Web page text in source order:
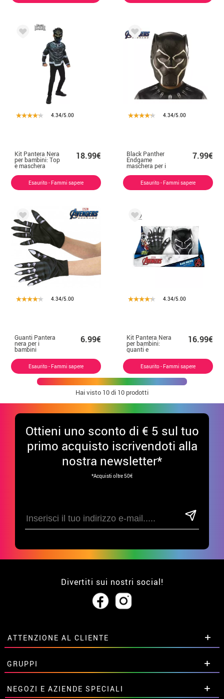
4.34/5.00
Kit Pantera Nera
per bambini: Top
e maschera
18.99€
Esaurito - Fammi sapere
4.34/5.00
Black Panther
Endgame
maschera per i
7.99€
Esaurito - Fammi sapere
4.34/5.00
Guanti Pantera
nera per i
bambini
6.99€
Esaurito - Fammi sapere
4.34/5.00
Kit Pantera Nera
per bambini:
guanti e
maschera
16.99€
Esaurito - Fammi sapere
Hai visto 10di 10 prodotti
Ottieni uno sconto di € 5 sul tuo
primo acquisto iscrivendoti alla
nostra newsletter*
*Acquisti oltre 50€
Divertiti sui nostri social!
ATTENZIONE AL CLIENTE
• Su di noi
• Condizioni di vendita
• Avviso legale privacy
GRUPPI
Sconti speciali per gruppi.
NEGOZI E AZIENDE SPECIALI